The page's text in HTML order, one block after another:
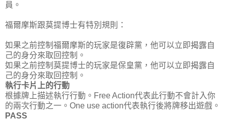
員。
福爾摩斯跟莫提博士有特別規則：
如果之前控制福爾摩斯的玩家是復辟黨，他可以立即揭露自
己的身分來取回控制。
如果之前控制莫提博士的玩家是保皇黨，他可以立即揭露自
己的身分來取回控制。
執行卡片上的行動
根據牌上描述執行行動。Free Action代表此行動不會計入你
的兩次行動之一。One use action代表執行後將牌移出遊戲。
PASS